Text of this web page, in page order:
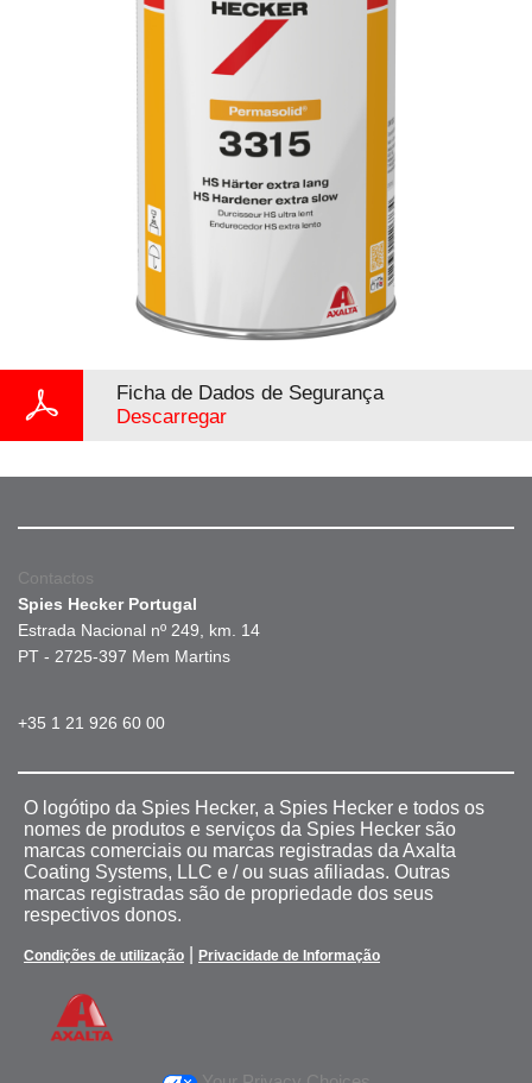
Ficha de Dados de Segurança
Descarregar
Contactos
Spies Hecker Portugal
Estrada Nacional nº 249, km. 14
PT - 2725-397 Mem Martins
+35 1 21 926 60 00
O logótipo da Spies Hecker, a Spies Hecker e todos os
nomes de produtos e serviços da Spies Hecker são
marcas comerciais ou marcas registradas da Axalta
Coating Systems, LLC e / ou suas afiliadas. Outras
marcas registradas são de propriedade dos seus
respectivos donos.
Condições de utilização Privacidade de Informação